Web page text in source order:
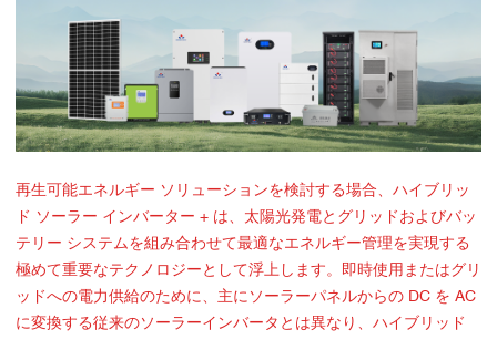
再生可能エネルギー ソリューションを検討する場合、ハイブリッ
ド ソーラー インバーター + は、太陽光発電とグリッドおよびバッ
テリー システムを組み合わせて最適なエネルギー管理を実現する
極めて重要なテクノロジーとして浮上します。即時使用またはグリ
ッドへの電力供給のために、主にソーラーパネルからの DC を AC
に変換する従来のソーラーインバータとは異なり、ハイブリッド